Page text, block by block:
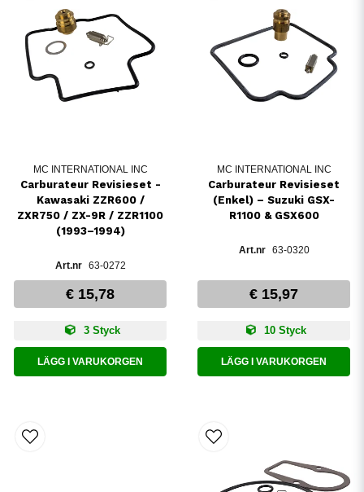
MC INTERNATIONAL INC
Carburateur Revisieset -
Kawasaki ZZR600 /
ZXR750 / ZX-9R / ZZR1100
(1993–1994)
63-0272
€ 15,78
3 Styck
LÄGG I VARUKORGEN
MC INTERNATIONAL INC
Carburateur Revisieset
(Enkel) – Suzuki GSX-
R1100 & GSX600
63-0320
€ 15,97
10 Styck
LÄGG I VARUKORGEN